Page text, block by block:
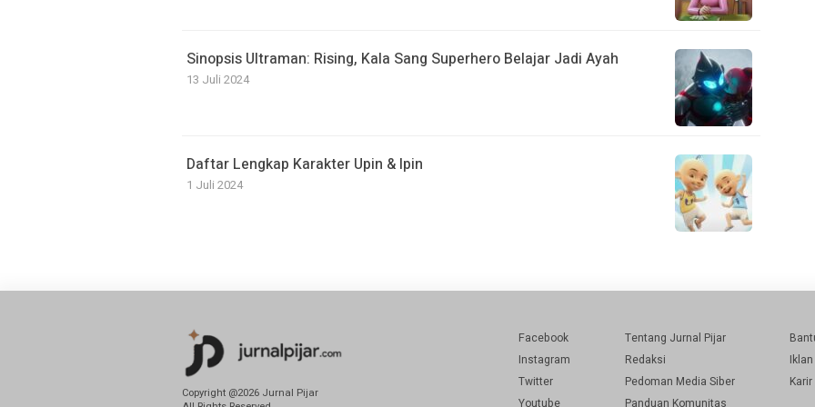
Sinopsis Ultraman: Rising, Kala Sang Superhero Belajar Jadi Ayah
13 Juli 2024
Daftar Lengkap Karakter Upin & Ipin
1 Juli 2024
Copyright @2026 Jurnal Pijar
Facebook
Instagram
Twitter
Youtube
Tentang Jurnal Pijar
Redaksi
Pedoman Media Siber
Panduan Komunitas
Iklan
Karir